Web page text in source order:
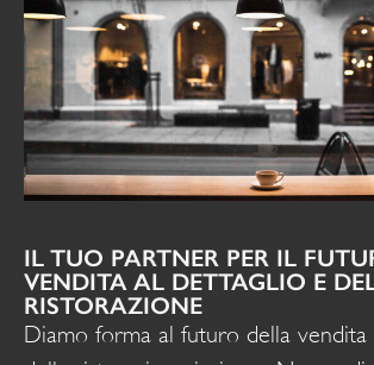
IL TUO PARTNER PER IL
VENDITA AL DETTAGLIO E
RISTORAZIONE
Diamo forma al futuro della vendita